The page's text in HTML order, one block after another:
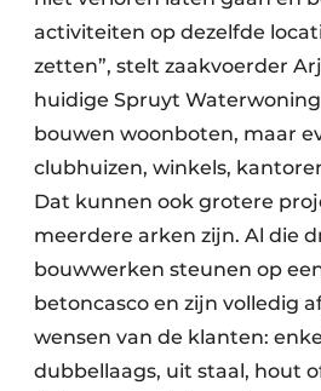
activiteiten op dezelfde
zetten”, stelt zaakvoerder
huidige Spruyt
bouwen woonboten, maar
clubhuizen, winkels,
Dat kunnen ook grotere
meerdere arken zijn. Al die
bouwwerken steunen op
betoncasco en zijn volledig
wensen van de klanten:
dubbellaags, uit staal, hout